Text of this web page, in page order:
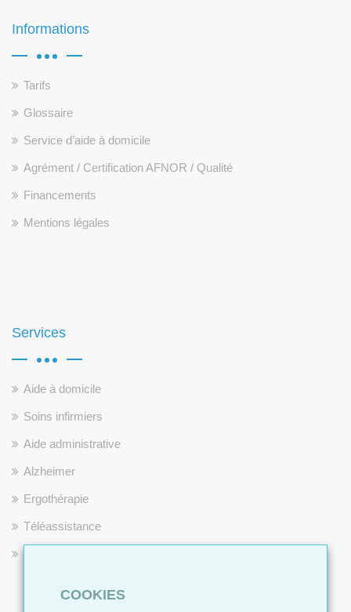
Informations
Tarifs
Glossaire
Service d’aide à domicile
Agrément / Certification AFNOR / Qualité
Financements
Mentions légales
Services
Aide à domicile
Soins infirmiers
Aide administrative
Alzheimer
Ergothérapie
Téléassistance
COOKIES